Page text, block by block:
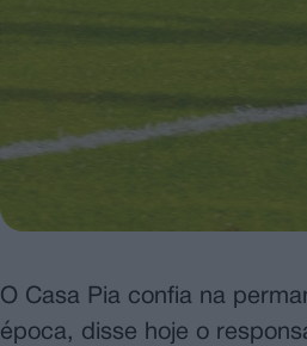
O Casa Pia confia na
época, disse hoje o